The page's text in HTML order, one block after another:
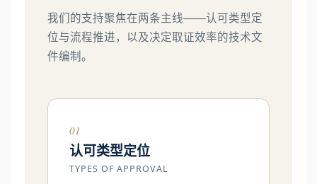
我们的支持聚焦在两条主线——认可类型定
位与流程推进，以及决定取证效率的技术文
件编制。
01
认可类型定位
TYPES OF APPROVAL